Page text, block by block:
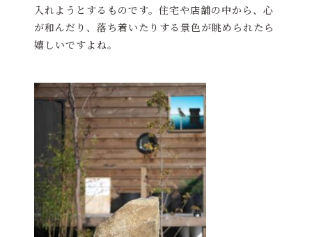
入れようとするものです。住宅や店舗の中から、心
が和んだり、落ち着いたりする景色が眺められたら
嬉しいですよね。